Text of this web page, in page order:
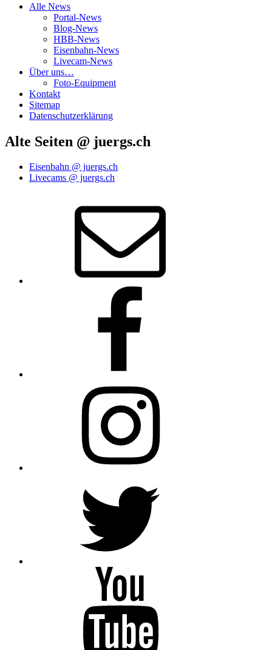
Alle News
Portal-News
Blog-News
HBB-News
Eisenbahn-News
Livecam-News
Über uns…
Foto-Equipment
Kontakt
Sitemap
Datenschutzerklärung
Alte Seiten @ juergs.ch
Eisenbahn @ juergs.ch
Livecams @ juergs.ch